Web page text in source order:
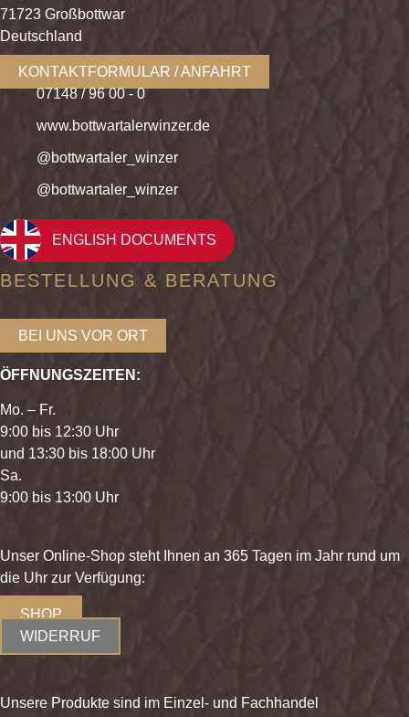
71723 Großbottwar
Deutschland
KONTAKTFORMULAR / ANFAHRT
07148 / 96 00 - 0
www.bottwartalerwinzer.de
@bottwartaler_winzer
@bottwartaler_winzer
ENGLISH DOCUMENTS
BESTELLUNG & BERATUNG
BEI UNS VOR ORT
ÖFFNUNGSZEITEN:
Mo. – Fr.
9:00 bis 12:30 Uhr
und 13:30 bis 18:00 Uhr
Sa.
9:00 bis 13:00 Uhr
Unser Online-Shop steht Ihnen an 365 Tagen im Jahr rund um
die Uhr zur Verfügung:
SHOP
WIDERRUF
Unsere Produkte sind im Einzel- und Fachhandel